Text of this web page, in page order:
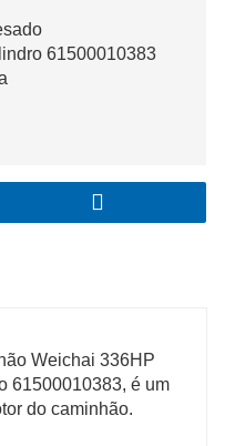
61500010383
Weichai 336HP
61500010383, é um
do caminhão.